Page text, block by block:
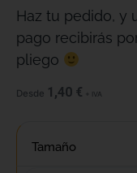
Haz tu pedido, y
pago recibirás
pliego
Desde 1,40 € + IVA
Tamaño